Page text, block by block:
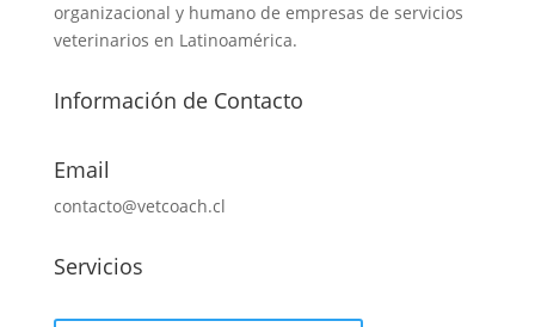
organizacional y humano de empresas de servicios
veterinarios en Latinoamérica.
Información de Contacto
Email
contacto@vetcoach.cl
Servicios